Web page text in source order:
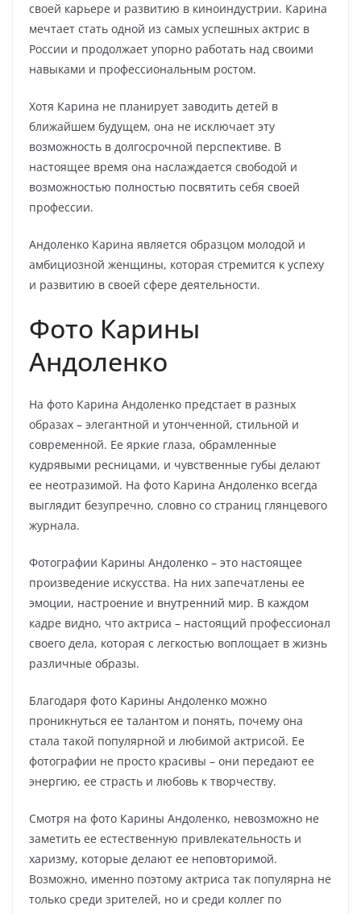
своей карьере и развитию в киноиндустрии. Карина
мечтает стать одной из самых успешных актрис в
России и продолжает упорно работать над своими
навыками и профессиональным ростом.
Хотя Карина не планирует заводить детей в
ближайшем будущем, она не исключает эту
возможность в долгосрочной перспективе. В
настоящее время она наслаждается свободой и
возможностью полностью посвятить себя своей
профессии.
Андоленко Карина является образцом молодой и
амбициозной женщины, которая стремится к успеху
и развитию в своей сфере деятельности.
Фото Карины
Андоленко
На фото Карина Андоленко предстает в разных
образах – элегантной и утонченной, стильной и
современной. Ее яркие глаза, обрамленные
кудрявыми ресницами, и чувственные губы делают
ее неотразимой. На фото Карина Андоленко всегда
выглядит безупречно, словно со страниц глянцевого
журнала.
Фотографии Карины Андоленко – это настоящее
произведение искусства. На них запечатлены ее
эмоции, настроение и внутренний мир. В каждом
кадре видно, что актриса – настоящий профессионал
своего дела, которая с легкостью воплощает в жизнь
различные образы.
Благодаря фото Карины Андоленко можно
проникнуться ее талантом и понять, почему она
стала такой популярной и любимой актрисой. Ее
фотографии не просто красивы – они передают ее
энергию, ее страсть и любовь к творчеству.
Смотря на фото Карины Андоленко, невозможно не
заметить ее естественную привлекательность и
харизму, которые делают ее неповторимой.
Возможно, именно поэтому актриса так популярна не
только среди зрителей, но и среди коллег по